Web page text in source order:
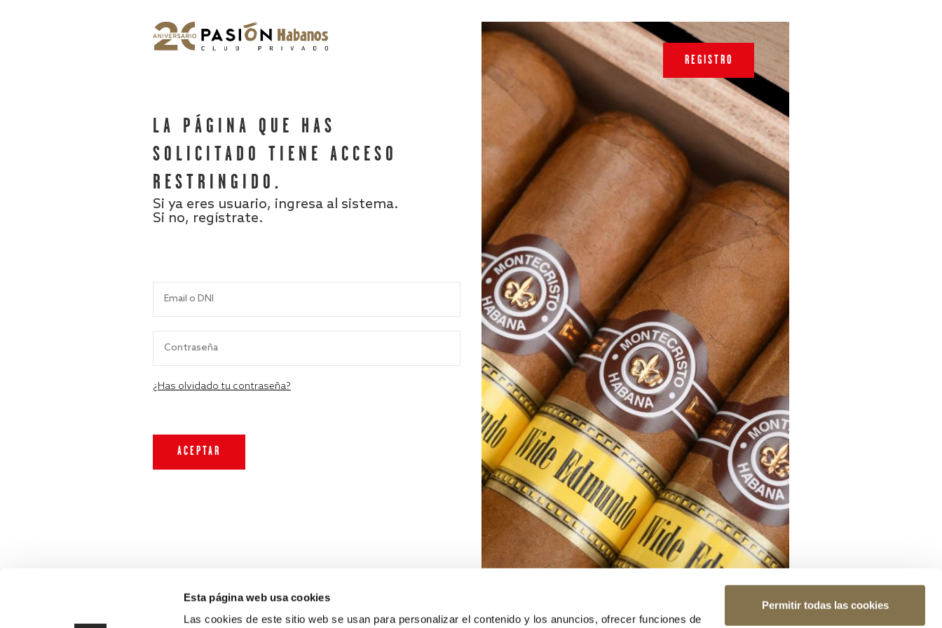
Esta página web usa cookies
Las cookies de este sitio web se usan para personalizar el contenido y los anuncios, ofrecer funciones de
Permitir todas las cookies
LA PÁGINA QUE HAS
SOLICITADO TIENE ACCESO
RESTRINGIDO.
Si ya eres usuario, ingresa al sistema.
Si no, regístrate.
¿Has olvidado tu contraseña?
REGISTRO